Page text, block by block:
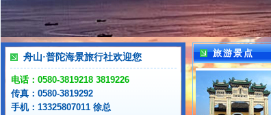
舟山·普陀海景旅行社欢迎您
电话：0580-3819218 3819226
传真：0580-3819292
手机：13325807011 徐总
旅游景点